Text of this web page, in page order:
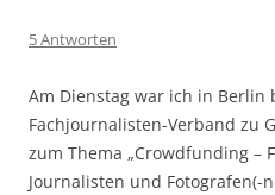
5 Antworten
Am Dienstag war ich in Berlin
Fachjournalisten-Verband zu
zum Thema „Crowdfunding –
Journalisten und Fotografen(-